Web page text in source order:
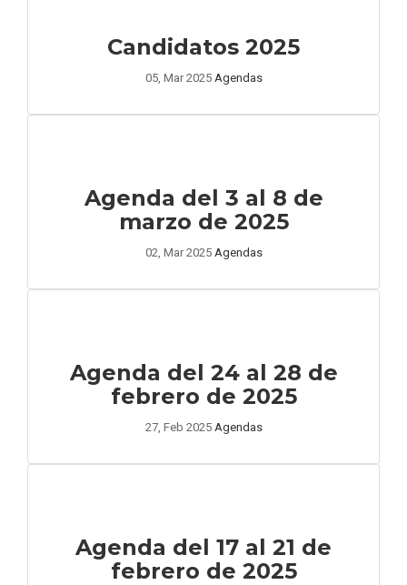
Candidatos 2025
05, Mar 2025 Agendas
Agenda del 3 al 8 de
marzo de 2025
02, Mar 2025 Agendas
Agenda del 24 al 28 de
febrero de 2025
27, Feb 2025 Agendas
Agenda del 17 al 21 de
febrero de 2025